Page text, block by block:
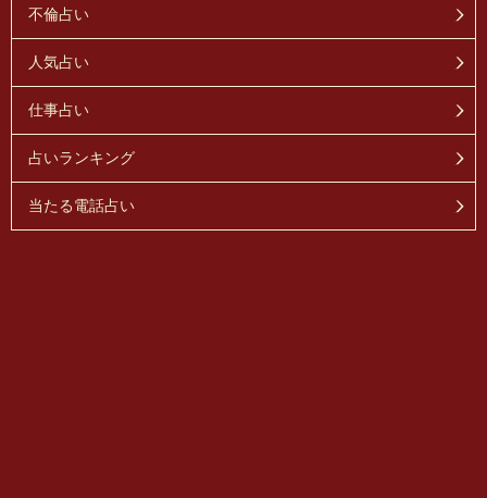
不倫占い
人気占い
仕事占い
占いランキング
当たる電話占い